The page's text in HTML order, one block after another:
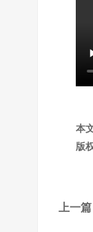
本
版
上一篇